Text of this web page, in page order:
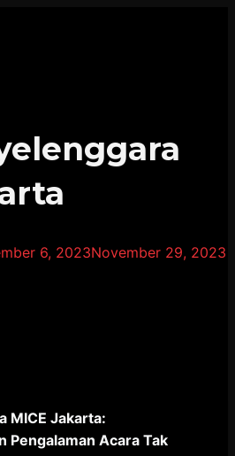
6, 2023November 29, 2023
MICE Jakarta:
Pengalaman Acara Tak